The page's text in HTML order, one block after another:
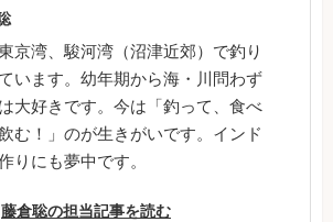
京湾、駿河湾（沼津近郊）で釣り
います。幼年期から海・川問わず
大好きです。今は「釣って、食べ
む！」のが生きがいです。インド
りにも夢中です。
藤倉聡の担当記事を読む